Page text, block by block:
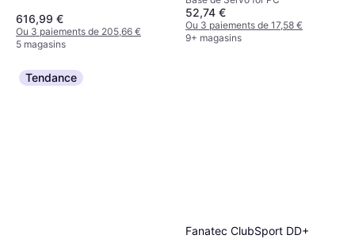
616,99 €
Ou 3 paiements de 205,66 €
5 magasins
52,74 €
Ou 3 paiements de 17,58 €
9+ magasins
Tendance
Fanatec ClubSport DD+